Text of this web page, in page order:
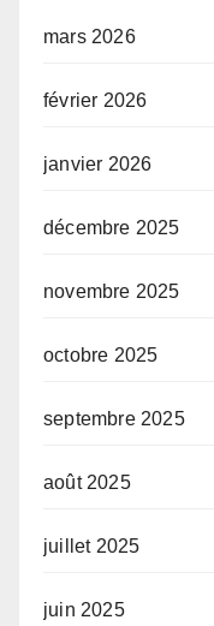
mars 2026
février 2026
janvier 2026
décembre 2025
novembre 2025
octobre 2025
septembre 2025
août 2025
juillet 2025
juin 2025